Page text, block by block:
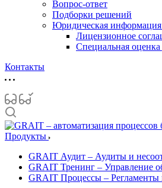
Вопрос-ответ
Подборки решений
Юридическая информация
Лицензионное
Специальная оценка
Контакты
Продукты
GRAIT Аудит – Аудиты и
GRAIT Тренинг – Управление
GRAIT Процессы – Регламенты